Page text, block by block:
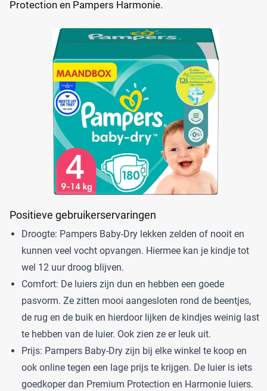
Protection en Pampers Harmonie.
Positieve gebruikerservaringen
Droogte: Pampers Baby-Dry lekken zelden of nooit en
kunnen veel vocht opvangen. Hiermee kan je kindje tot
wel 12 uur droog blijven.
Comfort: De luiers zijn dun en hebben een goede
pasvorm. Ze zitten mooi aangesloten rond de beentjes,
de rug en de buik en hierdoor lijken de kindjes weinig last
te hebben van de luier. Ook zien ze er leuk uit.
Prijs: Pampers Baby-Dry zijn bij elke winkel te koop en
ook online tegen een lage prijs te krijgen. De luier is iets
goedkoper dan Premium Protection en Harmonie luiers.